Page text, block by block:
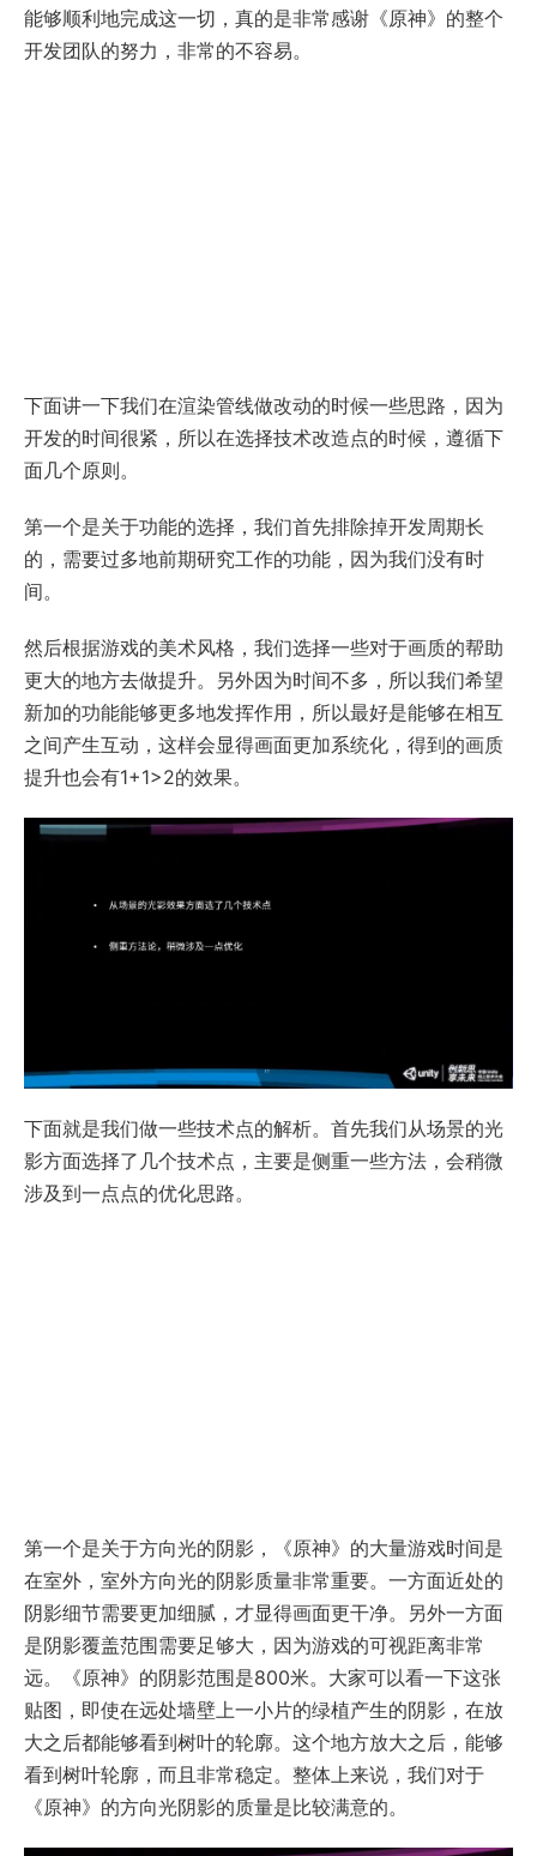
能够顺利地完成这一切，真的是非常感谢《原神》的整个
开发团队的努力，非常的不容易。
下面讲一下我们在渲染管线做改动的时候一些思路，因为
开发的时间很紧，所以在选择技术改造点的时候，遵循下
面几个原则。
第一个是关于功能的选择，我们首先排除掉开发周期长
的，需要过多地前期研究工作的功能，因为我们没有时
间。
然后根据游戏的美术风格，我们选择一些对于画质的帮助
更大的地方去做提升。另外因为时间不多，所以我们希望
新加的功能能够更多地发挥作用，所以最好是能够在相互
之间产生互动，这样会显得画面更加系统化，得到的画质
提升也会有1+1>2的效果。
下面就是我们做一些技术点的解析。首先我们从场景的光
影方面选择了几个技术点，主要是侧重一些方法，会稍微
涉及到一点点的优化思路。
第一个是关于方向光的阴影，《原神》的大量游戏时间是
在室外，室外方向光的阴影质量非常重要。一方面近处的
阴影细节需要更加细腻，才显得画面更干净。另外一方面
是阴影覆盖范围需要足够大，因为游戏的可视距离非常
远。《原神》的阴影范围是800米。大家可以看一下这张
贴图，即使在远处墙壁上一小片的绿植产生的阴影，在放
大之后都能够看到树叶的轮廓。这个地方放大之后，能够
看到树叶轮廓，而且非常稳定。整体上来说，我们对于
《原神》的方向光阴影的质量是比较满意的。